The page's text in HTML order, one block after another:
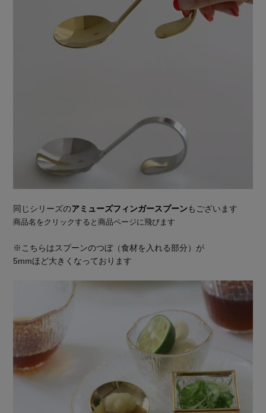
同じシリーズのアミューズフィンガースプーンもございます
商品名をクリックすると商品ページに飛びます
※こちらはスプーンのつぼ（食材を入れる部分）が
5mmほど大きくなっております